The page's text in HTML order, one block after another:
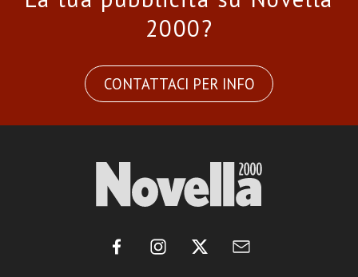
2000?
CONTATTACI PER INFO